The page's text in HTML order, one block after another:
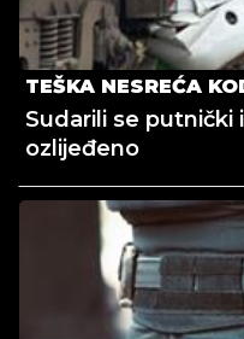
TEŠKA NESREĆA
Sudarili se putnički
ozlijeđeno